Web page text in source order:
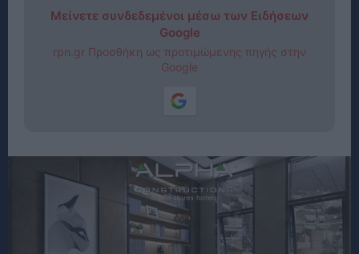
Μείνετε συνδεδεμένοι μέσω των Ειδήσεων
Google
rpn.gr Προσθήκη ως προτιμώμενης πηγής στην
Google